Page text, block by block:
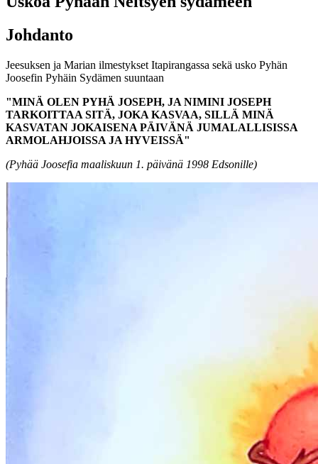
Johdanto
Jeesuksen ja Marian ilmestykset Itapirangassa sekä usko Pyhän
Joosefin Pyhäin Sydämen suuntaan
"MINÄ OLEN PYHÄ JOSEPH, JA NIMINI JOSEPH
TARKOITTAA SITÄ, JOKA KASVAA, SILLÄ MINÄ
KASVATAN JOKAISENA PÄIVÄNÄ JUMALALLISISSA
ARMOLAHJOISSA JA HYVEISSÄ"
(Pyhää Joosefia maaliskuun 1. päivänä 1998 Edsonille)